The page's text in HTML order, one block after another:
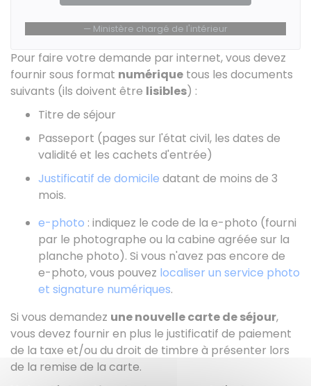
Ministère chargé de l'intérieur
Pour faire votre demande par internet, vous devez
fournir sous format numérique tous les documents
suivants (ils doivent être lisibles) :
Titre de séjour
Passeport (pages sur l'état civil, les dates de
validité et les cachets d'entrée)
Justificatif de domicile datant de moins de 3
mois.
e-photo : indiquez le code de la e-photo (fourni
par le photographe ou la cabine agréée sur la
planche photo). Si vous n'avez pas encore de
e-photo, vous pouvez localiser un service photo
et signature numériques.
Si vous demandez une nouvelle carte de séjour,
vous devez fournir en plus le justificatif de paiement
de la taxe et/ou du droit de timbre à présenter lors
de la remise de la carte.